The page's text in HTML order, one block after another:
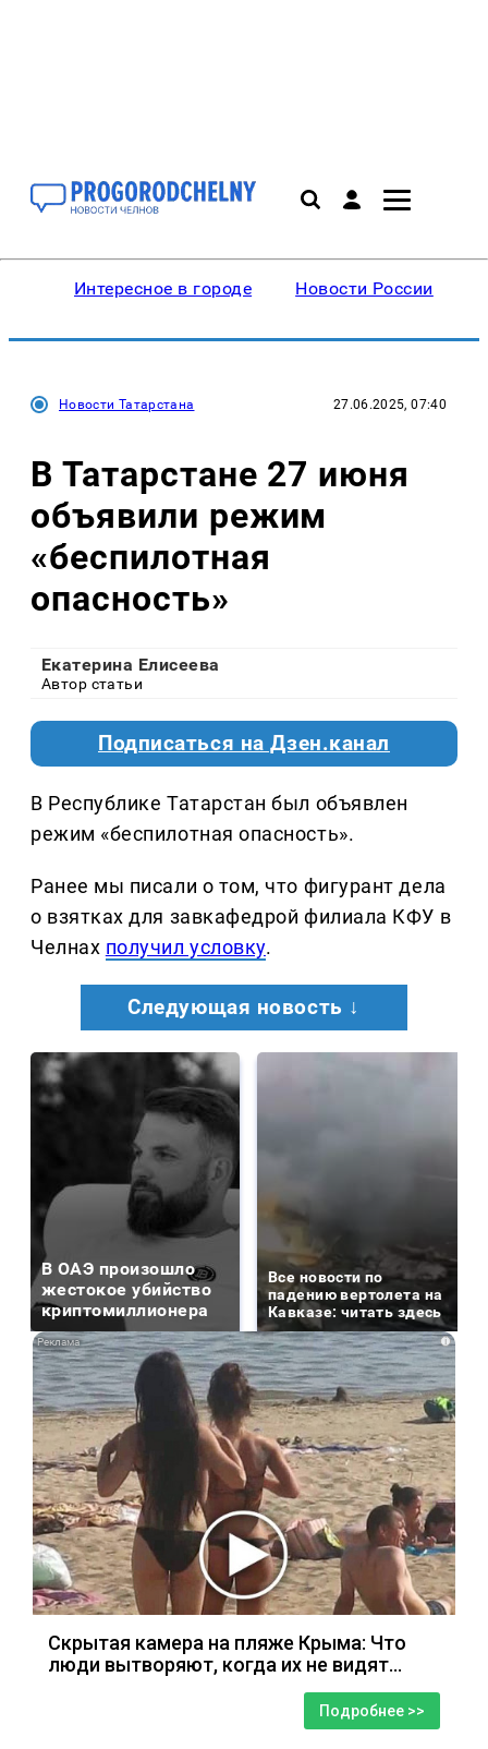
Интересное в городе Новости России
Новости Татарстана 27.06.2025, 07:40
В Татарстане 27 июня
объявили режим
«беспилотная
опасность»
Екатерина Елисеева
Автор статьи
Подписаться на Дзен.канал
В Республике Татарстан был объявлен
режим «беспилотная опасность».
Ранее мы писали о том, что фигурант дела
о взятках для завкафедрой филиала КФУ в
Челнах получил условку.
Следующая новость ↓
В ОАЭ произошло
жестокое убийство
криптомиллионера
Все новости по
падению вертолета на
Кавказе: читать здесь
i
Скрытая камера на пляже Крыма: Что
люди вытворяют, когда их не видят...
Подробнее >>